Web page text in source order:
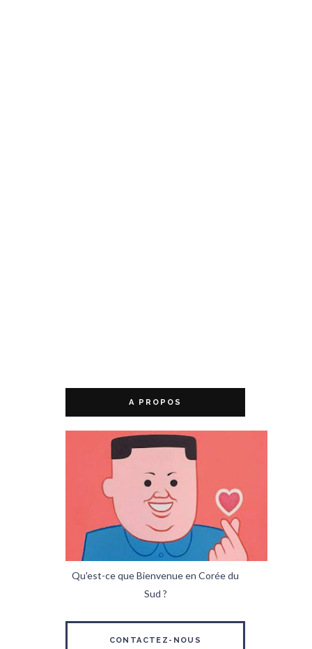
A PROPOS
Qu'est-ce que Bienvenue en Corée du
Sud ?
CONTACTEZ-NOUS